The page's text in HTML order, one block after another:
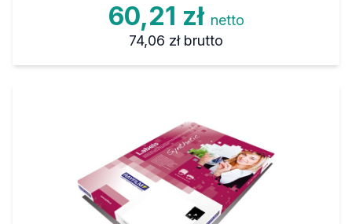
60,21 zł netto
74,06 zł brutto